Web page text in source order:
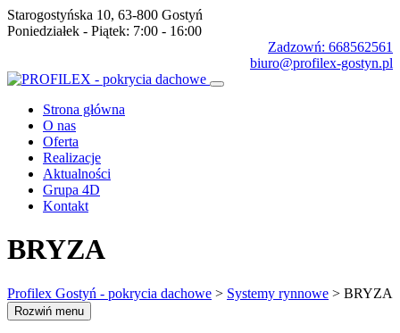
Starogostyńska 10, 63-800 Gostyń
Poniedziałek - Piątek: 7:00 - 16:00
Zadzowń: 668562561
biuro@profilex-gostyn.pl
Strona główna
O nas
Oferta
Realizacje
Aktualności
Grupa 4D
Kontakt
BRYZA
Profilex Gostyń - pokrycia dachowe > Systemy rynnowe > BRYZA
Rozwiń menu